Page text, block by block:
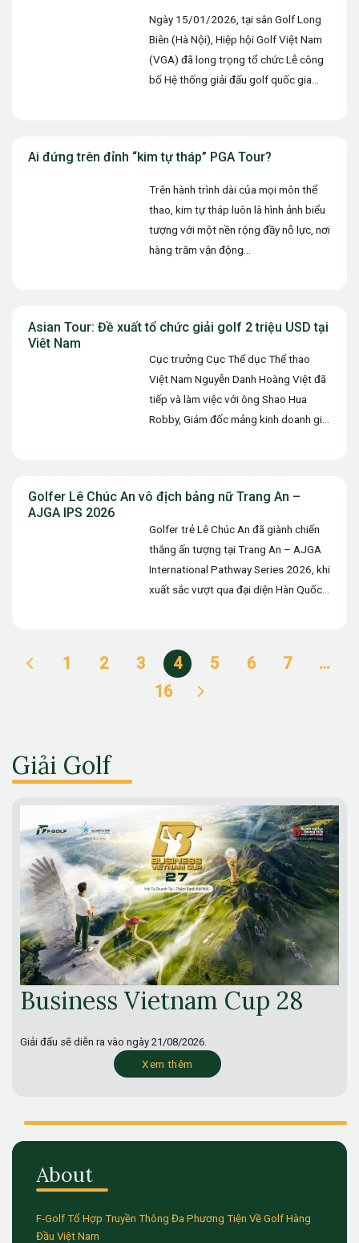
Ngày 15/01/2026, tại sân Golf Long
Biên (Hà Nội), Hiệp hội Golf Việt Nam
(VGA) đã long trọng tổ chức Lễ công
bố Hệ thống giải đấu golf quốc gia…
Trên hành trình dài của mọi môn thể
thao, kim tự tháp luôn là hình ảnh biểu
tượng với một nền rộng đầy nỗ lực, nơi
hàng trăm vận động…
Asian Tour: Đề xuất tổ chức giải golf 2 triệu USD tại
Cục trưởng Cục Thể dục Thể thao
Việt Nam Nguyễn Danh Hoàng Việt đã
tiếp và làm việc với ông Shao Hua
Robby, Giám đốc mảng kinh doanh giải
Golfer Lê Chúc An vô địch bảng nữ Trang An –
Golfer trẻ Lê Chúc An đã giành chiến
thắng ấn tượng tại Trang An – AJGA
International Pathway Series 2026, khi
xuất sắc vượt qua đại diện Hàn Quốc
1 2 3 4 5 6 7
…
16
Giải Golf
Business Vietnam Cup 28
Giải đấu sẽ diễn ra vào ngày 21/08/2026.
Xem thêm
About
F-Golf Tổ Hợp Truyền Thông Đa Phương Tiện Về Golf Hàng
Đầu Việt Nam